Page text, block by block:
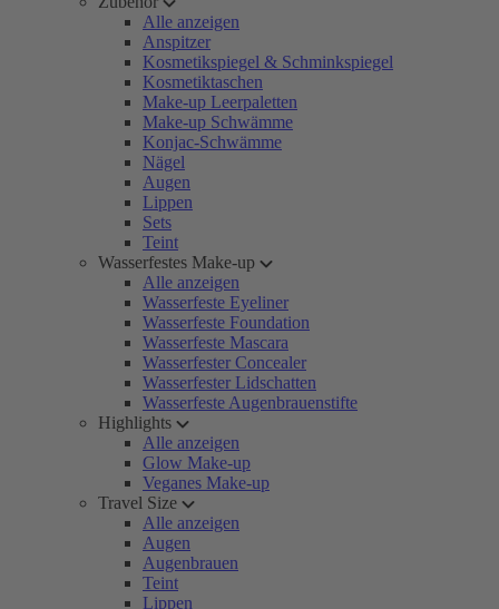
Alle anzeigen
Anspitzer
Kosmetikspiegel & Schminkspiegel
Kosmetiktaschen
Make-up Leerpaletten
Make-up Schwämme
Konjac-Schwämme
Nägel
Augen
Lippen
Sets
Teint
Wasserfestes Make-up
Alle anzeigen
Wasserfeste Eyeliner
Wasserfeste Foundation
Wasserfeste Mascara
Wasserfester Concealer
Wasserfester Lidschatten
Wasserfeste Augenbrauenstifte
Highlights
Alle anzeigen
Glow Make-up
Veganes Make-up
Travel Size
Alle anzeigen
Augen
Augenbrauen
Teint
Lippen